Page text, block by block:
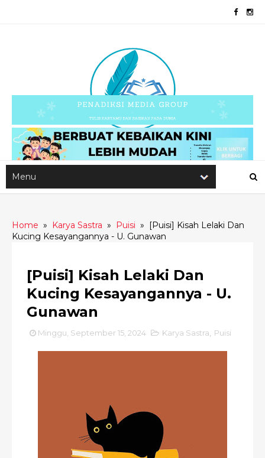
Home » Karya Sastra » Puisi » [Puisi] Kisah Lelaki Dan
Kucing Kesayangannya - U. Gunawan
[Puisi] Kisah Lelaki Dan
Kucing Kesayangannya - U.
Gunawan
Minggu, September 15, 2024 Karya Sastra Puisi